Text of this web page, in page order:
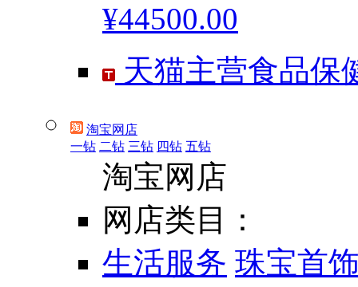
¥44500.00
天猫主营食品保
淘宝网店
一钻 二钻 三钻 四钻 五钻
淘宝网店
网店类目：
生活服务 珠宝首